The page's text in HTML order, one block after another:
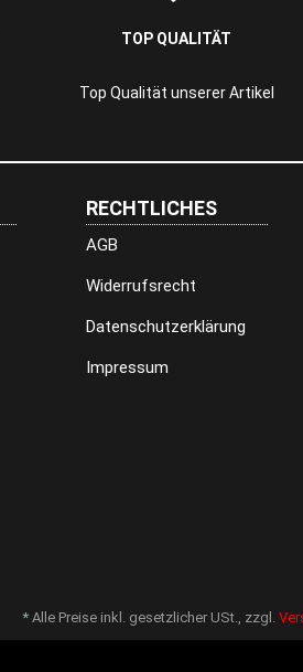
TOP QUALITÄT
Top Qualität unserer Artikel
RECHTLICHES
AGB
Widerrufsrecht
Datenschutzerklärung
Impressum
*Alle Preise inkl. gesetzlicher USt., zzgl.